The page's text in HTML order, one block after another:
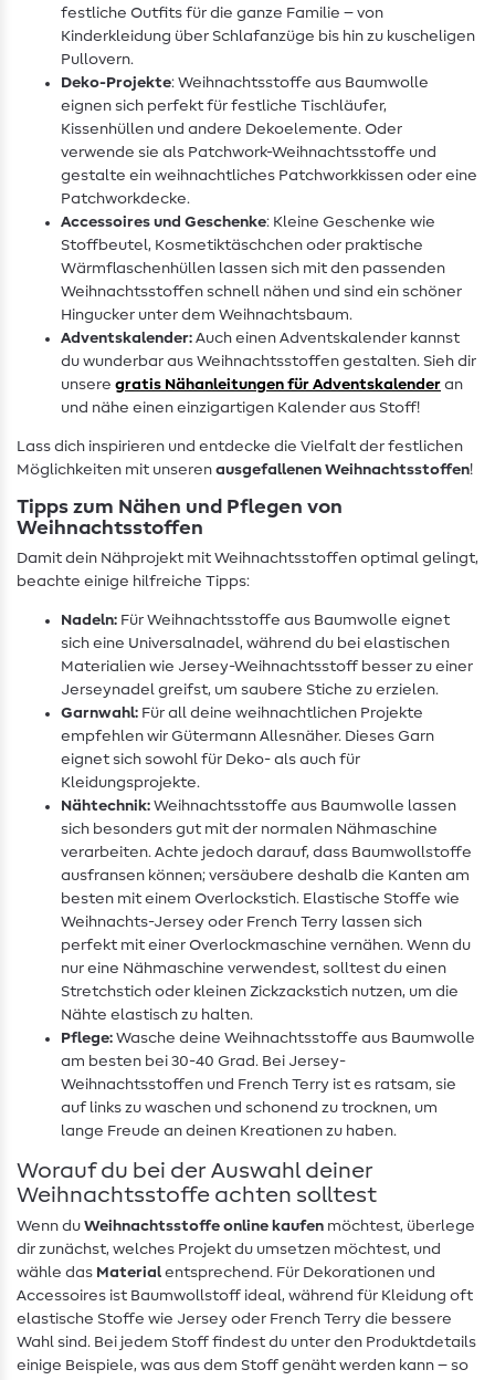
festliche Outfits für die ganze Familie – von
Kinderkleidung über Schlafanzüge bis hin zu kuscheligen
Pullovern.
Deko-Projekte: Weihnachtsstoffe aus Baumwolle
eignen sich perfekt für festliche Tischläufer,
Kissenhüllen und andere Dekoelemente. Oder
verwende sie als Patchwork-Weihnachtsstoffe und
gestalte ein weihnachtliches Patchworkkissen oder eine
Patchworkdecke.
Accessoires und Geschenke: Kleine Geschenke wie
Stoffbeutel, Kosmetiktäschchen oder praktische
Wärmflaschenhüllen lassen sich mit den passenden
Weihnachtsstoffen schnell nähen und sind ein schöner
Hingucker unter dem Weihnachtsbaum.
Adventskalender: Auch einen Adventskalender kannst
du wunderbar aus Weihnachtsstoffen gestalten. Sieh dir
unsere gratis Nähanleitungen für Adventskalender an
und nähe einen einzigartigen Kalender aus Stoff!
Lass dich inspirieren und entdecke die Vielfalt der festlichen
Möglichkeiten mit unseren ausgefallenen Weihnachtsstoffen!
Tipps zum Nähen und Pflegen von
Weihnachtsstoffen
Damit dein Nähprojekt mit Weihnachtsstoffen optimal gelingt,
beachte einige hilfreiche Tipps:
Nadeln: Für Weihnachtsstoffe aus Baumwolle eignet
sich eine Universalnadel, während du bei elastischen
Materialien wie Jersey-Weihnachtsstoff besser zu einer
Jerseynadel greifst, um saubere Stiche zu erzielen.
Garnwahl: Für all deine weihnachtlichen Projekte
empfehlen wir Gütermann Allesnäher. Dieses Garn
eignet sich sowohl für Deko- als auch für
Kleidungsprojekte.
Nähtechnik: Weihnachtsstoffe aus Baumwolle lassen
sich besonders gut mit der normalen Nähmaschine
verarbeiten. Achte jedoch darauf, dass Baumwollstoffe
ausfransen können; versäubere deshalb die Kanten am
besten mit einem Overlockstich. Elastische Stoffe wie
Weihnachts-Jersey oder French Terry lassen sich
perfekt mit einer Overlockmaschine vernähen. Wenn du
nur eine Nähmaschine verwendest, solltest du einen
Stretchstich oder kleinen Zickzackstich nutzen, um die
Nähte elastisch zu halten.
Pflege: Wasche deine Weihnachtsstoffe aus Baumwolle
am besten bei 30-40 Grad. Bei Jersey-
Weihnachtsstoffen und French Terry ist es ratsam, sie
auf links zu waschen und schonend zu trocknen, um
lange Freude an deinen Kreationen zu haben.
Worauf du bei der Auswahl deiner
Weihnachtsstoffe achten solltest
Wenn du Weihnachtsstoffe online kaufen möchtest, überlege
dir zunächst, welches Projekt du umsetzen möchtest, und
wähle das Material entsprechend. Für Dekorationen und
Accessoires ist Baumwollstoff ideal, während für Kleidung oft
elastische Stoffe wie Jersey oder French Terry die bessere
Wahl sind. Bei jedem Stoff findest du unter den Produktdetails
einige Beispiele, was aus dem Stoff genäht werden kann – so